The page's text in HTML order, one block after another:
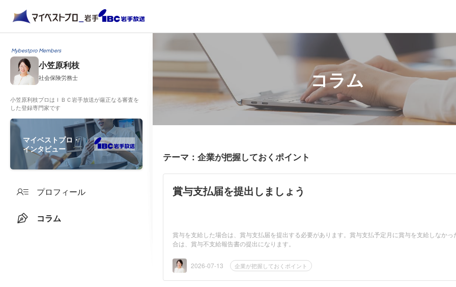
Mybestpro Members
小笠原利枝
社会保険労務士
小笠原利枝プロはＩＢＣ岩手放送が厳正なる審査を
した登録専門家です
マイベストプロ・
インタビュー
プロフィール
コラム
コラム
テーマ：企業が把握しておくポイント
賞与支払届を提出しましょう
賞与を支給した場合は、賞与支払届を提出する必要があります。賞与支払予定月に賞与を支給しなかっ
合は、賞与不支給報告書の提出になります。
2026-07-13 企業が把握しておくポイント